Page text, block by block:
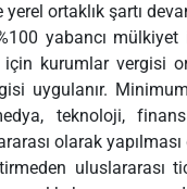
ortaklık şartı
yabancı
kurumlar vergisi
uygulanır.
teknoloji,
olarak yapılması
uluslararası